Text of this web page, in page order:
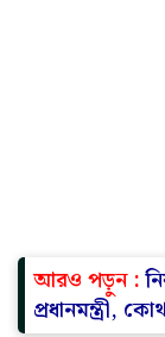
আরও পড়ুন :
প্রধানমন্ত্রী,